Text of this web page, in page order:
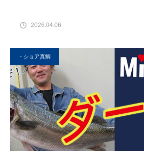
2026.04.06
・ショア真鯛